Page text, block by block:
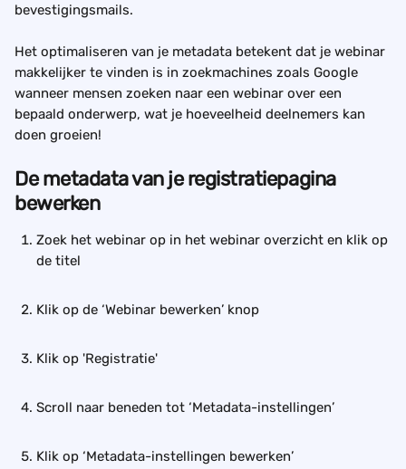
bevestigingsmails.
Het optimaliseren van je metadata betekent dat je webinar
makkelijker te vinden is in zoekmachines zoals Google
wanneer mensen zoeken naar een webinar over een
bepaald onderwerp, wat je hoeveelheid deelnemers kan
doen groeien!
De metadata van je registratiepagina
bewerken
Zoek het webinar op in het webinar overzicht en klik op
de titel
Klik op de ‘Webinar bewerken’ knop
Klik op 'Registratie'
Scroll naar beneden tot ‘Metadata-instellingen’
Klik op ‘Metadata-instellingen bewerken’